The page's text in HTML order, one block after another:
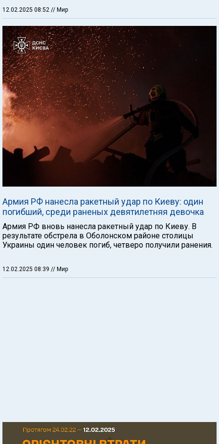
12.02.2025 08:52 // Мир
Армия РФ нанесла ракетный удар по Киеву: один
погибший, среди раненых девятилетняя девочка
Армия РФ вновь нанесла ракетный удар по Киеву. В
результате обстрела в Оболонском районе столицы
Украины один человек погиб, четверо получили ранения.
12.02.2025 08:39 // Мир